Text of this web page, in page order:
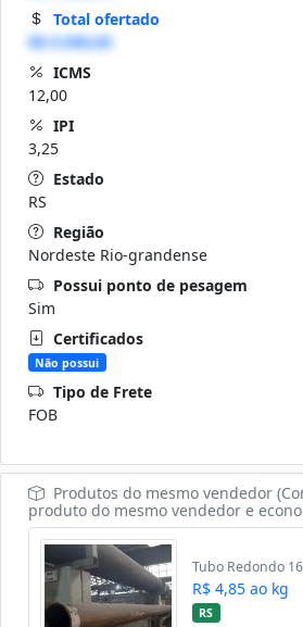
Total ofertado
R$ 0.000,00
ICMS
12,00
IPI
3,25
Estado
RS
Região
Nordeste Rio-grandense
Possui ponto de pesagem
Sim
Certificados
Não possui
Tipo de Frete
FOB
Produtos do mesmo vendedor
produto do mesmo vendedor e
Tubo Redondo
R$ 4,85 ao kg
RS